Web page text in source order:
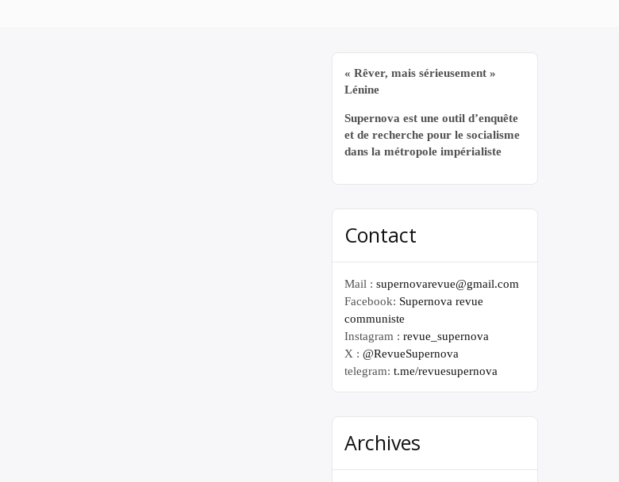
« Rêver, mais sérieusement »
Lénine
Supernova est une outil d’enquête
et de recherche pour le socialisme
dans la métropole impérialiste
Contact
Mail : supernovarevue@gmail.com
Facebook: Supernova revue
communiste
Instagram : revue_supernova
X : @RevueSupernova
telegram: t.me/revuesupernova
Archives